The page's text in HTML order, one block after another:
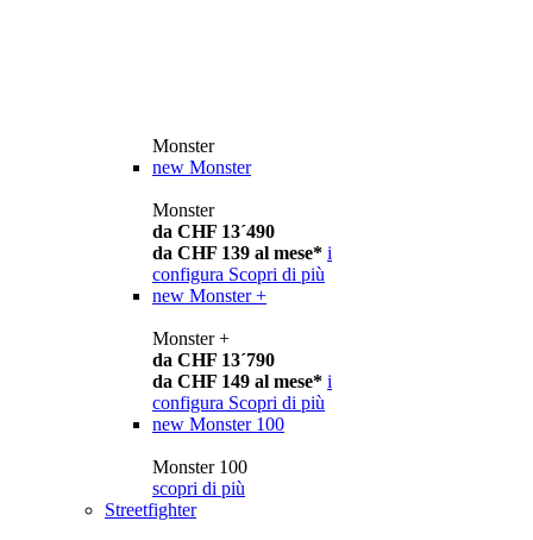
Monster
new Monster
Monster
da CHF 13´490
da CHF 139 al mese* i
configura Scopri di più
new Monster +
Monster +
da CHF 13´790
da CHF 149 al mese* i
configura Scopri di più
new Monster 100
Monster 100
scopri di più
Streetfighter